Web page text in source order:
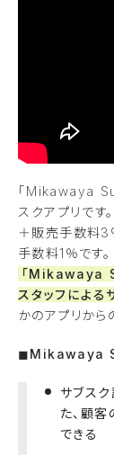
「Mikawaya
スクアプリです
＋販売手数料3
手数料1％です。
「Mikawaya
スタッフによる
かのアプリから
◼︎Mikawaya
サブスク
た、顧
できる